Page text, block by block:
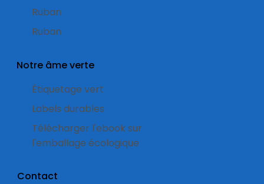
Ruban
Ruban
Notre âme verte
Étiquetage vert
Labels durables
Télécharger l'ebook sur
l'emballage écologique
Contact